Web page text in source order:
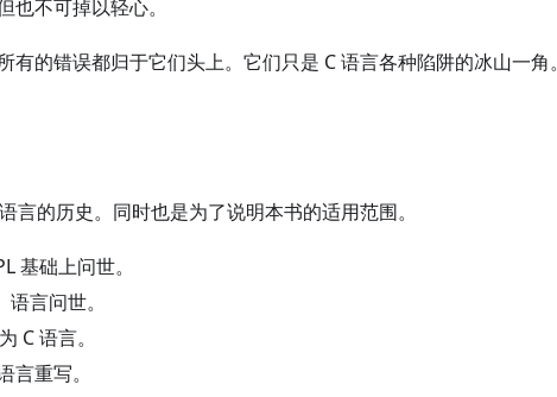
不可掉以轻心。
有的错误都归于它们头上。它们只是 C 语言各种陷阱的冰山一角。
言的历史。同时也是为了说明本书的适用范围。
基础上问世。
言问世。
C 语言。
言重写。